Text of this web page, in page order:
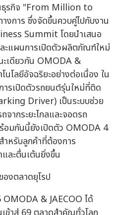
ธุรกิจ "From Million to
การ ซึ่งจัดขึ้นควบคู่ไปกับงาน
Summit โดยนำเสนอ
ะแผนการเปิดตัวผลิตภัณฑ์ใหม่
ะเดียวกัน OMODA &
โลยีอัจฉริยะอย่างต่อเนื่อง ใน
รเปิดตัวรถยนต์รุ่นใหม่ที่ติด
Driver) เป็นระบบช่วย
จากระยะไกลและจอดรถ
อมกันนี้ยังเปิดตัว OMODA 4
ำหรับลูกค้าที่ต้องการ
ละตื่นเต้นยิ่งขึ้น
งตลาดยุโรป
& JAECOO ได้